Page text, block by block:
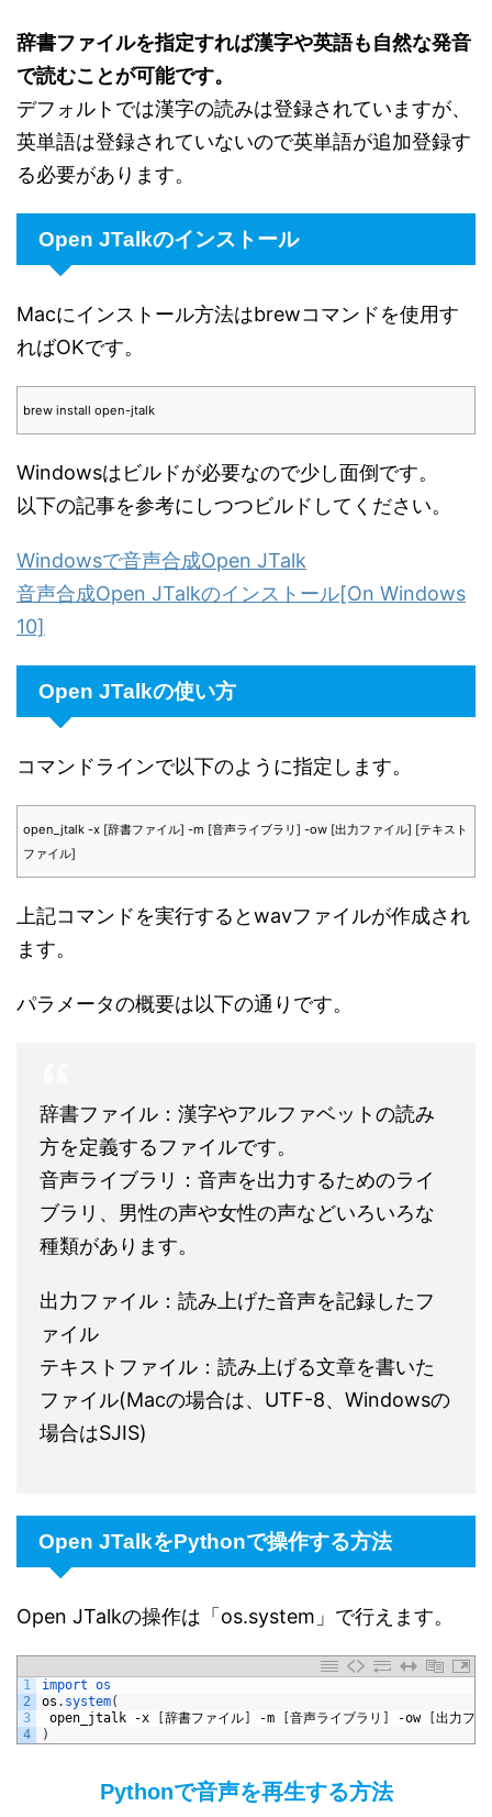
辞書ファイルを指定すれば漢字や英語も自然な発音
で読むことが可能です。
デフォルトでは漢字の読みは登録されていますが、
英単語は登録されていないので英単語が追加登録す
る必要があります。
Open JTalkのインストール
Macにインストール方法はbrewコマンドを使用す
ればOKです。
brew install open-jtalk
Windowsはビルドが必要なので少し面倒です。
以下の記事を参考にしつつビルドしてください。
Windowsで音声合成Open JTalk
音声合成Open JTalkのインストール[On Windows
10]
Open JTalkの使い方
コマンドラインで以下のように指定します。
open_jtalk -x [辞書ファイル] -m [音声ライブラリ] -ow [出力ファイル] [テキスト
ファイル]
上記コマンドを実行するとwavファイルが作成され
ます。
パラメータの概要は以下の通りです。
辞書ファイル：漢字やアルファベットの読み
方を定義するファイルです。
音声ライブラリ：音声を出力するためのライ
ブラリ、男性の声や女性の声などいろいろな
種類があります。
出力ファイル：読み上げた音声を記録したフ
ァイル
テキストファイル：読み上げる文章を書いた
ファイル(Macの場合は、UTF-8、Windowsの
場合はSJIS)
Open JTalkをPythonで操作する方法
Open JTalkの操作は「os.system」で行えます。
1
2
3
4
import os
os . system(
open_jtalk
-x 辞書ファイル -m 音声ライブラリ -ow
出力ファ
)
Pythonで音声を再生する方法